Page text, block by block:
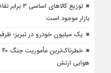
توزیع
بازار موجود است
یک میلیون خودرو در تبریز؛ ظرفیت
هوایی ارتش